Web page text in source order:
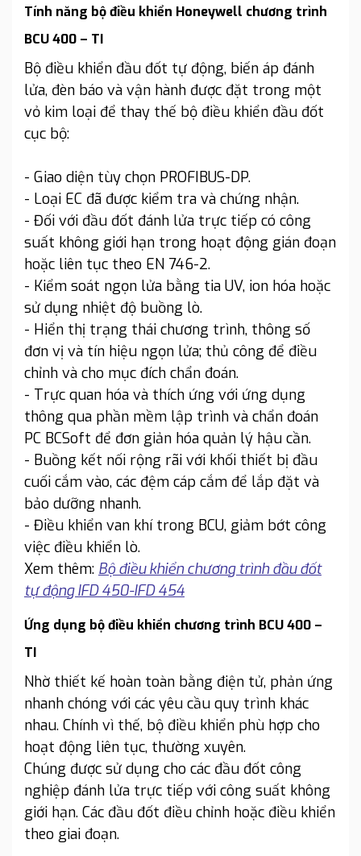
Tính năng bộ điều khiển Honeywell chương trình
BCU 400 – TI
Bộ điều khiển đầu đốt tự động, biến áp đánh
lửa, đèn báo và vận hành được đặt trong một
vỏ kim loại để thay thế bộ điều khiển đầu đốt
cục bộ:
- Giao diện tùy chọn PROFIBUS-DP.
- Loại EC đã được kiểm tra và chứng nhận.
- Đối với đầu đốt đánh lửa trực tiếp có công
suất không giới hạn trong hoạt động gián đoạn
hoặc liên tục theo EN 746-2.
- Kiểm soát ngọn lửa bằng tia UV, ion hóa hoặc
sử dụng nhiệt độ buồng lò.
- Hiển thị trạng thái chương trình, thông số
đơn vị và tín hiệu ngọn lửa; thủ công để điều
chỉnh và cho mục đích chẩn đoán.
- Trực quan hóa và thích ứng với ứng dụng
thông qua phần mềm lập trình và chẩn đoán
PC BCSoft để đơn giản hóa quản lý hậu cần.
- Buồng kết nối rộng rãi với khối thiết bị đầu
cuối cắm vào, các đệm cáp cắm để lắp đặt và
bảo dưỡng nhanh.
- Điều khiển van khí trong BCU, giảm bớt công
việc điều khiển lò.
Xem thêm: Bộ điều khiển chương trình đầu đốt
tự động IFD 450-IFD 454
Ứng dụng bộ điều khiển chương trình BCU 400 –
TI
Nhờ thiết kế hoàn toàn bằng điện tử, phản ứng
nhanh chóng với các yêu cầu quy trình khác
nhau. Chính vì thế, bộ điều khiển phù hợp cho
hoạt động liên tục, thường xuyên.
Chúng được sử dụng cho các đầu đốt công
nghiệp đánh lửa trực tiếp với công suất không
giới hạn. Các đầu đốt điều chỉnh hoặc điều khiển
theo giai đoạn.